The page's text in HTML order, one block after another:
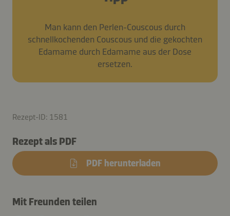
Man kann den Perlen-Couscous durch
schnellkochenden Couscous und die gekochten
Edamame durch Edamame aus der Dose
ersetzen.
Rezept-ID: 1581
Rezept als PDF
PDF herunterladen
Mit Freunden teilen